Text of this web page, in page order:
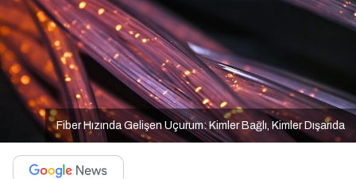
Fiber Hızında Gelişen Uçurum: Kimler Bağlı, Kimler Dışarıda